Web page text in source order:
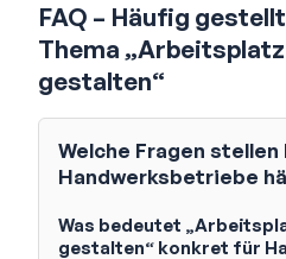
FAQ – Häufig
Thema
gestalten“
Welche Fragen stellen
Handwerksbetriebe
Was bedeutet
gestalten“ konkret für